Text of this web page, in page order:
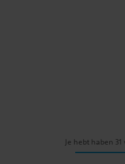
Je hebt haben